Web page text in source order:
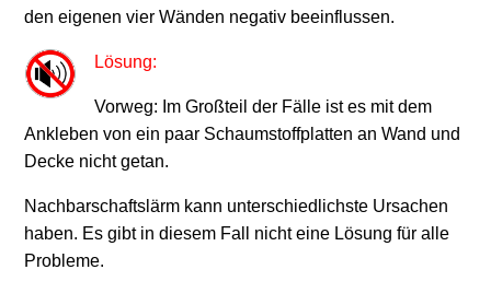
den eigenen vier Wänden negativ beeinflussen.
Lösung:
Vorweg: Im Großteil der Fälle ist es mit dem
Ankleben von ein paar Schaumstoffplatten an Wand und
Decke nicht getan.
Nachbarschaftslärm kann unterschiedlichste Ursachen
haben. Es gibt in diesem Fall nicht eine Lösung für alle
Probleme.